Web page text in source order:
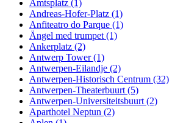
Amtsplatz (1)
Andreas-Hofer-Platz (1)
Anfiteatro do Parque (1)
Ängel med trumpet (1)
Ankerplatz (2)
Antwerp Tower (1)
Antwerpen-Eilandje (2)
Antwerpen-Historisch Centrum (32)
Antwerpen-Theaterbuurt (5)
Antwerpen-Universiteitsbuurt (2)
Aparthotel Neptun (2)